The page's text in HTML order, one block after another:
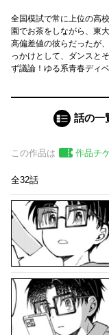
全国模試で常に上位の高
園でお茶をしながら、東
高偏差値の彼らだったが
っかけとして、ダンスと
ず議論！ゆる系青春ディ
話の一
この作品は 作品チ
全32話